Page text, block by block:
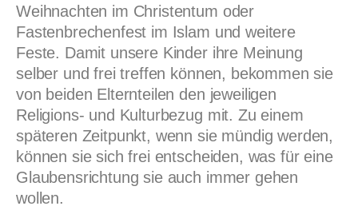
Weihnachten im Christentum oder
Fastenbrechenfest im Islam und weitere
Feste. Damit unsere Kinder ihre Meinung
selber und frei treffen können, bekommen sie
von beiden Elternteilen den jeweiligen
Religions- und Kulturbezug mit. Zu einem
späteren Zeitpunkt, wenn sie mündig werden,
können sie sich frei entscheiden, was für eine
Glaubensrichtung sie auch immer gehen
wollen.